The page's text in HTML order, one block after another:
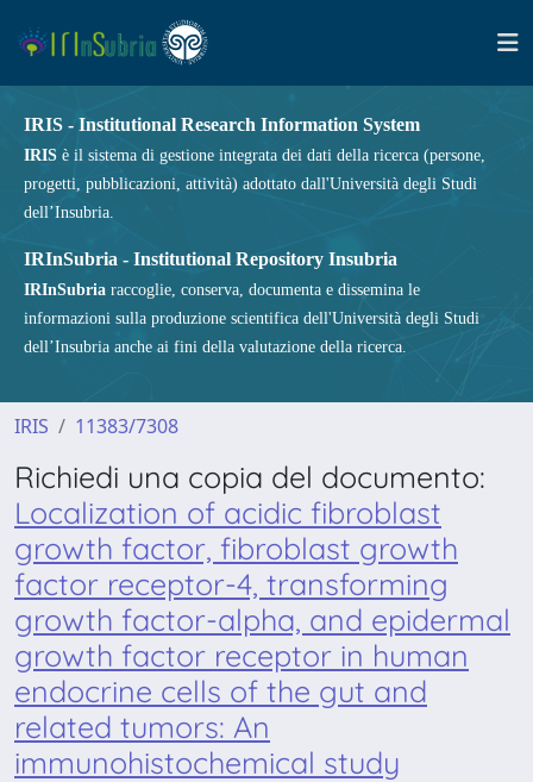
IRIS - Institutional Research Information System
IRIS è il sistema di gestione integrata dei dati della ricerca (persone,
progetti, pubblicazioni, attività) adottato dall'Università degli Studi
dell’Insubria.
IRInSubria - Institutional Repository Insubria
IRInSubria raccoglie, conserva, documenta e dissemina le
informazioni sulla produzione scientifica dell'Università degli Studi
dell’Insubria anche ai fini della valutazione della ricerca.
IRIS 11383/7308
Richiedi una copia del documento:
Localization of acidic fibroblast
growth factor, fibroblast growth
factor receptor-4, transforming
growth factor-alpha, and epidermal
growth factor receptor in human
endocrine cells of the gut and
related tumors: An
immunohistochemical study